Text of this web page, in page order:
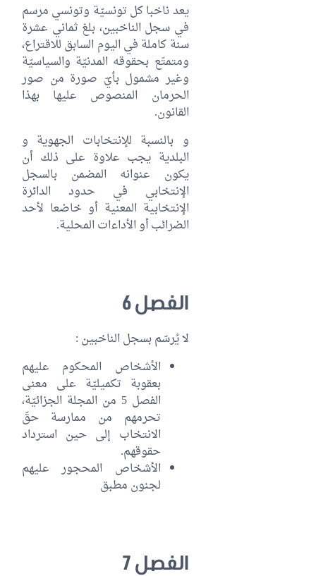
يعد ناخبا كل تونسيّة وتونسي مرسم
في سجل الناخبين، بلغ ثماني عشرة
سنة كاملة في اليوم السابق للاقتراع،
ومتمتّع بحقوقه المدنيّة والسياسيّة
وغير مشمول بأيّ صورة من صور
الحرمان المنصوص عليها بهذا
القانون.
و بالنسبة للإنتخابات الجهوية و
البلدية يجب علاوة على ذلك أن
يكون عنوانه المضمن بالسجل
الإنتخابي في حدود الدائرة
الإنتخابية المعنية أو خاضعا لأحد
الضرائب أو الأداءات المحلية.
الفصل 6
لا يُرسّم بسجل الناخبين :
الأشخاص المحكوم عليهم
بعقوبة تكميليّة على معنى
الفصل 5 من المجلة الجزائيّة،
تحرمهم من ممارسة حقّ
الانتخاب إلى حين استرداد
حقوقهم.
الأشخاص المحجور عليهم
لجنون مطبق
الفصل 7